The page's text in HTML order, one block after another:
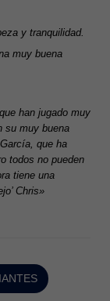
y tranquilidad.
muy buena
han jugado muy
su muy buena
que ha
todos no pueden
tiene una
Chris»